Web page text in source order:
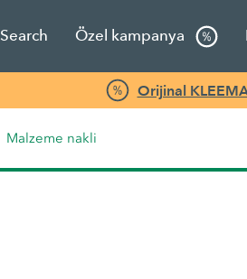
Özel kampanya
Orijinal
Malzeme nakli